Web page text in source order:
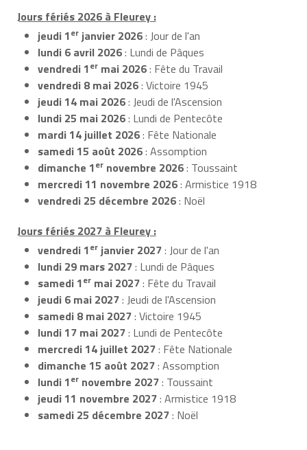
Jours fériés 2026 à Fleurey :
jeudi 1er janvier 2026: Jour de l'an
lundi 6 avril 2026: Lundi de Pâques
vendredi 1er mai 2026: Fête du Travail
vendredi 8 mai 2026: Victoire 1945
jeudi 14 mai 2026: Jeudi de l'Ascension
lundi 25 mai 2026: Lundi de Pentecôte
mardi 14 juillet 2026: Fête Nationale
samedi 15 août 2026: Assomption
dimanche 1er novembre 2026: Toussaint
mercredi 11 novembre 2026: Armistice 1918
vendredi 25 décembre 2026: Noël
Jours fériés 2027 à Fleurey :
vendredi 1er janvier 2027: Jour de l'an
lundi 29 mars 2027: Lundi de Pâques
samedi 1er mai 2027: Fête du Travail
jeudi 6 mai 2027: Jeudi de l'Ascension
samedi 8 mai 2027: Victoire 1945
lundi 17 mai 2027: Lundi de Pentecôte
mercredi 14 juillet 2027: Fête Nationale
dimanche 15 août 2027: Assomption
lundi 1er novembre 2027: Toussaint
jeudi 11 novembre 2027: Armistice 1918
samedi 25 décembre 2027: Noël